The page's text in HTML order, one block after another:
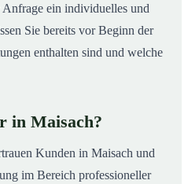
ein individuelles und
Sie bereits vor Beginn der
enthalten sind und welche
in Maisach?
Kunden in Maisach und
im Bereich professioneller